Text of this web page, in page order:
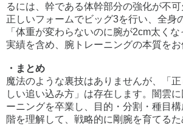
るには、幹である体幹部分の強化が不可
正しいフォームでビッグ3を行い、全身
「体重が変わらないのに腕が2cm太く
実績を含め、腕トレーニングの本質をお
・まとめ
魔法のような裏技はありませんが、「
しい追い込み方」は存在します。闇雲
ーニングを卒業し、目的・分割・種目
階を理解して、戦略的に剛腕を育てる